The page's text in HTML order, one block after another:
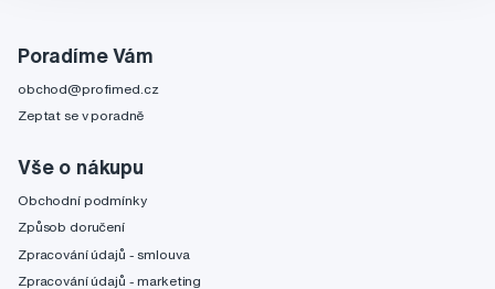
Poradíme Vám
obchod@profimed.cz
Zeptat se v poradně
Vše o nákupu
Obchodní podmínky
Způsob doručení
Zpracování údajů - smlouva
Zpracování údajů - marketing